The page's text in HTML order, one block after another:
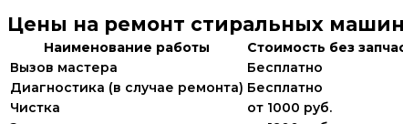
Цены на ремонт стиральных
Наименование работы
Стоимость без
Вызов мастера
Бесплатно
Диагностика (в случае ремонта) Бесплатно
Чистка
от 1000 руб.